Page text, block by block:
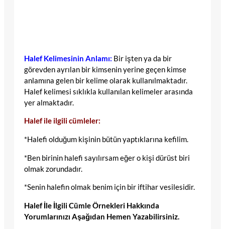
Halef Kelimesinin Anlamı: Bir işten ya da bir
görevden ayrılan bir kimsenin yerine geçen kimse
anlamına gelen bir kelime olarak kullanılmaktadır.
Halef kelimesi sıklıkla kullanılan kelimeler arasında
yer almaktadır.
Halef ile ilgili cümleler:
*Halefi olduğum kişinin bütün yaptıklarına kefilim.
*Ben birinin halefi sayılırsam eğer o kişi dürüst biri
olmak zorundadır.
*Senin halefin olmak benim için bir iftihar vesilesidir.
Halef İle İlgili Cümle Örnekleri Hakkında
Yorumlarınızı Aşağıdan Hemen Yazabilirsiniz.